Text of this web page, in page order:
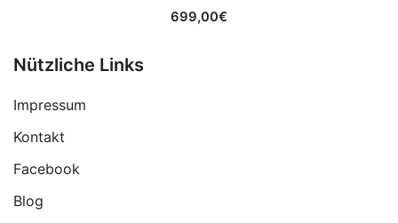
699,00€
Nützliche Links
Impressum
Kontakt
Facebook
Blog